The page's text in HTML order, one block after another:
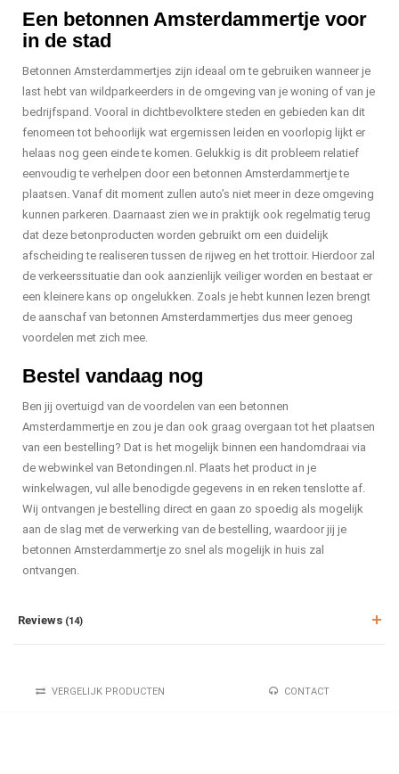
Een betonnen Amsterdammertje voor
in de stad
Betonnen Amsterdammertjes zijn ideaal om te gebruiken wanneer je
last hebt van wildparkeerders in de omgeving van je woning of van je
bedrijfspand. Vooral in dichtbevolktere steden en gebieden kan dit
fenomeen tot behoorlijk wat ergernissen leiden en voorlopig lijkt er
helaas nog geen einde te komen. Gelukkig is dit probleem relatief
eenvoudig te verhelpen door een betonnen Amsterdammertje te
plaatsen. Vanaf dit moment zullen auto’s niet meer in deze omgeving
kunnen parkeren. Daarnaast zien we in praktijk ook regelmatig terug
dat deze betonproducten worden gebruikt om een duidelijk
afscheiding te realiseren tussen de rijweg en het trottoir. Hierdoor zal
de verkeerssituatie dan ook aanzienlijk veiliger worden en bestaat er
een kleinere kans op ongelukken. Zoals je hebt kunnen lezen brengt
de aanschaf van betonnen Amsterdammertjes dus meer genoeg
voordelen met zich mee.
Bestel vandaag nog
Ben jij overtuigd van de voordelen van een betonnen
Amsterdammertje en zou je dan ook graag overgaan tot het plaatsen
van een bestelling? Dat is het mogelijk binnen een handomdraai via
de webwinkel van Betondingen.nl. Plaats het product in je
winkelwagen, vul alle benodigde gegevens in en reken tenslotte af.
Wij ontvangen je bestelling direct en gaan zo spoedig als mogelijk
aan de slag met de verwerking van de bestelling, waardoor jij je
betonnen Amsterdammertje zo snel als mogelijk in huis zal
ontvangen.
Reviews (14)
VERGELIJK PRODUCTEN CONTACT